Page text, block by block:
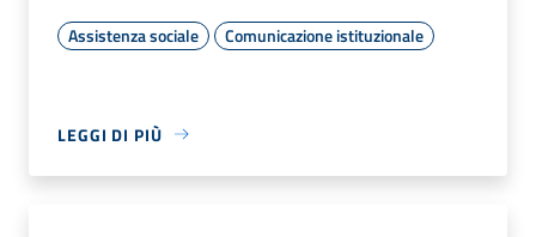
Assistenza sociale Comunicazione istituzionale
LEGGI DI PIÙ